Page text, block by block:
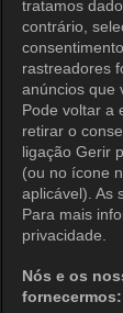
Termos de Uso
Política de
Política de
Política de
Política de
Direitos de
Política de
Não Venda
tratamos
contrário,
rastreadores
anúncios que
Pode voltar a
retirar o
ligação Gerir
(ou no ícone
aplicável). As
Para mais
privacidade.
Nós e os
fornecermos: